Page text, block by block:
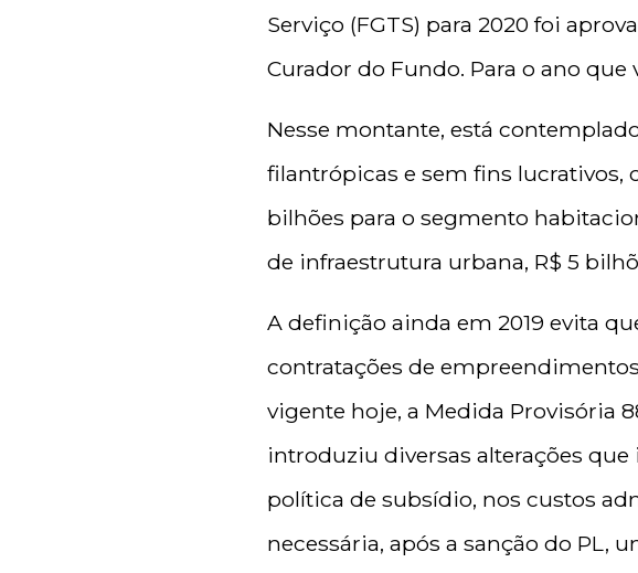
Serviço (FGTS) para 2020 foi
Curador do Fundo. Para o ano
Nesse montante, está
filantrópicas e sem fins lucrativos,
bilhões para o segmento
de infraestrutura urbana, R$ 5
A definição ainda em 2019 evita
contratações de
vigente hoje, a Medida Provisória
introduziu diversas alterações
política de subsídio, nos custos
necessária, após a sanção do PL,